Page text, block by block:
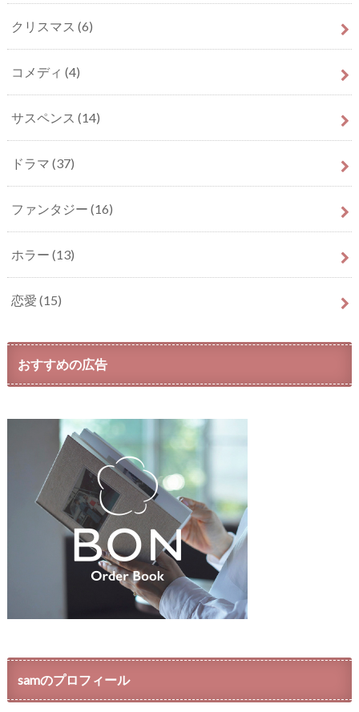
クリスマス (6)
コメディ (4)
サスペンス (14)
ドラマ (37)
ファンタジー (16)
ホラー (13)
恋愛 (15)
おすすめの広告
samのプロフィール